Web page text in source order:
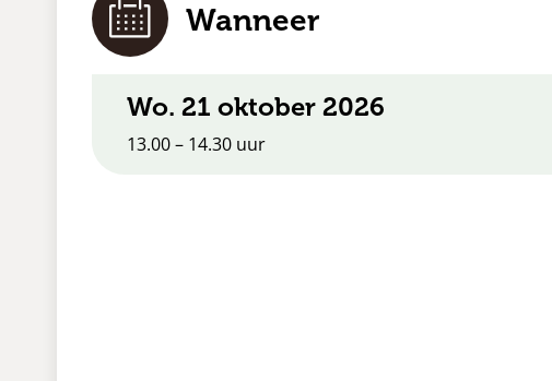
Wanneer
wo. 21 oktober 2026
13.00 – 14.30 uur